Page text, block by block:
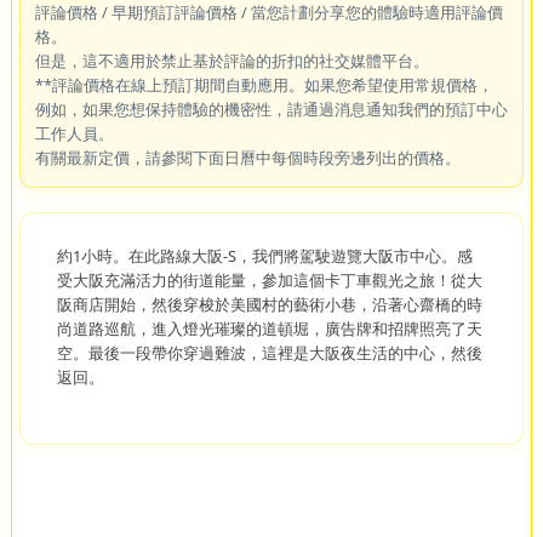
評論價格 / 早期預訂評論價格 / 當您計劃分享您的體驗時適用評論價
格。
但是，這不適用於禁止基於評論的折扣的社交媒體平台。
**評論價格在線上預訂期間自動應用。如果您希望使用常規價格，
例如，如果您想保持體驗的機密性，請通過消息通知我們的預訂中心
工作人員。
有關最新定價，請參閱下面日曆中每個時段旁邊列出的價格。
約1小時。在此路線大阪-S，我們將駕駛遊覽大阪市中心。感
受大阪充滿活力的街道能量，參加這個卡丁車觀光之旅！從大
阪商店開始，然後穿梭於美國村的藝術小巷，沿著心齋橋的時
尚道路巡航，進入燈光璀璨的道頓堀，廣告牌和招牌照亮了天
空。最後一段帶你穿過難波，這裡是大阪夜生活的中心，然後
返回。